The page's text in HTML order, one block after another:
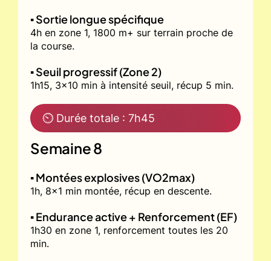
▪️ Sortie longue spécifique
4h en zone 1, 1800 m+ sur terrain proche de
la course.
▪️ Seuil progressif (Zone 2)
1h15, 3x10 min à intensité seuil, récup 5 min.
⏲ Durée totale : 7h45
Semaine 8
▪️ Montées explosives (VO2max)
1h, 8x1 min montée, récup en descente.
▪️ Endurance active + Renforcement (EF)
1h30 en zone 1, renforcement toutes les 20
min.